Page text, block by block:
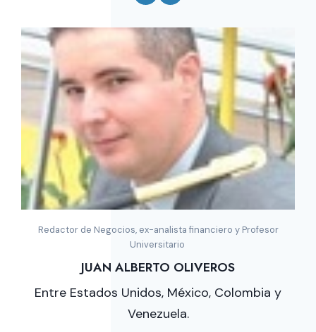
Redactor de Negocios, ex-analista financiero y Profesor
Universitario
JUAN ALBERTO OLIVEROS
Entre Estados Unidos, México, Colombia y
Venezuela.